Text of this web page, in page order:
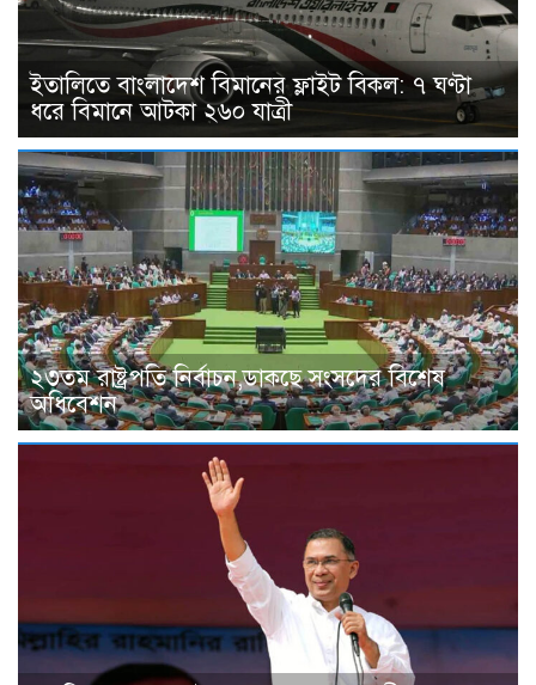
ইতালিতে বাংলাদেশ বিমানের ফ্লাইট বিকল: ৭ ঘণ্টা
ধরে বিমানে আটকা ২৬০ যাত্রী
২৩তম রাষ্ট্রপতি নির্বাচন,ডাকছে সংসদের বিশেষ
অধিবেশন